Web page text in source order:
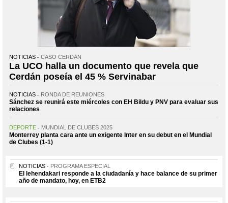
NOTICIAS CASO CERDÁN
La UCO halla un documento que revela que
Cerdán poseía el 45 % Servinabar
NOTICIAS RONDA DE REUNIONES
Sánchez se reunirá este miércoles con EH Bildu y PNV para evaluar sus
relaciones
DEPORTE MUNDIAL DE CLUBES 2025
Monterrey planta cara ante un exigente Inter en su debut en el Mundial
de Clubes (1-1)
NOTICIAS PROGRAMA ESPECIAL
El lehendakari responde a la ciudadanía y hace balance de su primer
año de mandato, hoy, en ETB2